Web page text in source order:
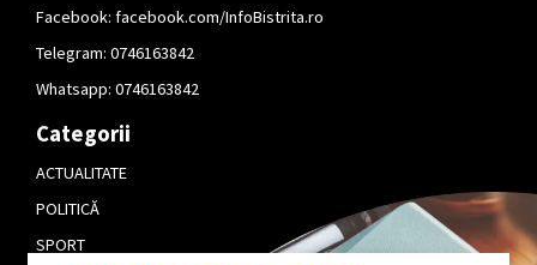
Facebook: facebook.com/InfoBistrita.ro
Telegram: 0746163842
Whatsapp: 0746163842
Categorii
ACTUALITATE
POLITICĂ
SPORT